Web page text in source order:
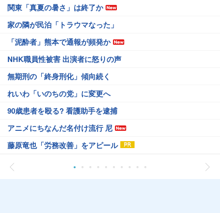
関東「真夏の暑さ」は終了か
家の隣が民泊「トラウマなった」
「泥酔者」熊本で通報が頻発か
NHK職員性被害 出演者に怒りの声
無期刑の「終身刑化」傾向続く
れいわ「いのちの党」に変更へ
90歳患者を殴る? 看護助手を逮捕
アニメにちなんだ名付け流行 尼
藤原竜也「労務改善」をアピール